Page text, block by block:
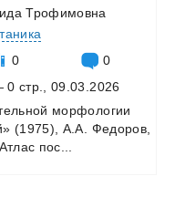
Трофимовна
0
0
0 стр., 09.03.2026
морфологии
(1975), А.А.
Федоров,
Атлас пос...